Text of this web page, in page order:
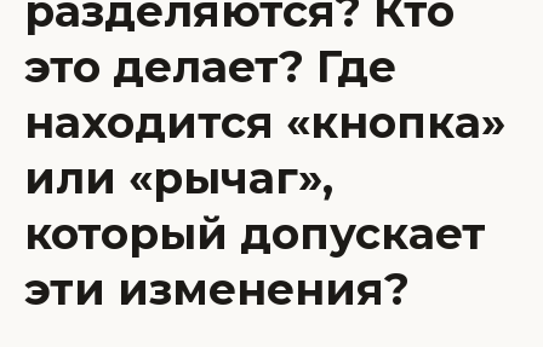
разделяются? Кто
это делает? Где
находится «кнопка»
или «рычаг»,
который допускает
эти изменения?